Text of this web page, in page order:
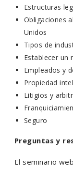
Estructuras
Obligaciones
Unidos
Tipos de
Establecer un
Empleados y
Propiedad
Litigios y
Seguro
Preguntas y
El seminario